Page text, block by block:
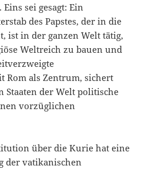
sei gesagt: Ein
des Papstes, der in die
ist in der ganzen Welt tätig,
Weltreich zu bauen und
Rom als Zentrum, sichert
Staaten der Welt politische
vorzüglichen
über die Kurie hat eine
der vatikanischen